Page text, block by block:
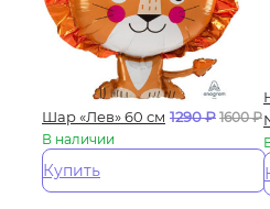
Шар «Лев» 60 см 1290₽ 1600₽
В наличии
Купить